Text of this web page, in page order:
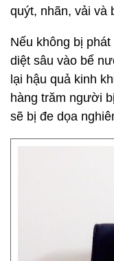
quýt, nhãn, vải và
Nếu không bị
diệt sâu vào bể
lại hậu quả kinh
hàng trăm người
sẽ bị đe dọa